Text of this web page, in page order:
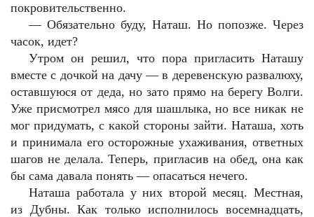
покровительственно.
—Обязательно буду, Наташ. Но попозже. Через
часок, идет?
Утром он решил, что пора пригласить Наташу
вместе с дочкой на дачу — в деревенскую развалюху,
оставшуюся от деда, но зато прямо на берегу Волги.
Уже присмотрел мясо для шашлыка, но все никак не
мог придумать, с какой стороны зайти. Наташа, хоть
и принимала его осторожные ухаживания, ответных
шагов не делала. Теперь, пригласив на обед, она как
бы сама давала понять — опасаться нечего.
Наташа работала у них второй месяц. Местная,
из Дубны. Как только исполнилось восемнадцать,